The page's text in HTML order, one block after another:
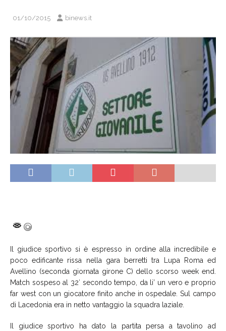
01/10/2015 binews.it
Il giudice sportivo si è espresso in ordine alla incredibile e
poco edificante rissa nella gara berretti tra Lupa Roma ed
Avellino (seconda giornata girone C) dello scorso week end.
Match sospeso al 32′ secondo tempo, da li’ un vero e proprio
far west con un giocatore finito anche in ospedale. Sul campo
di Lacedonia era in netto vantaggio la squadra laziale.
Il giudice sportivo ha dato la partita persa a tavolino ad